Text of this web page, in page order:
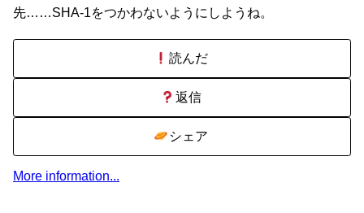
先……SHA-1をつかわないようにしようね。
読んだ
返信
シェア
More information...